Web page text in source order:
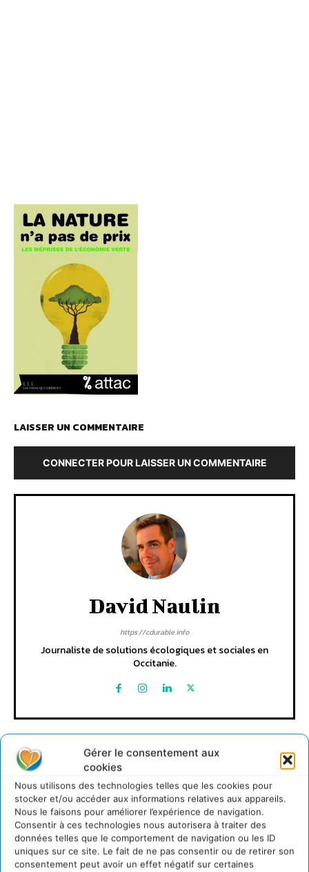
Gérer le consentement aux
cookies
Nous utilisons des technologies telles que les cookies pour
stocker et/ou accéder aux informations relatives aux appareils.
Nous le faisons pour améliorer l’expérience de navigation.
Consentir à ces technologies nous autorisera à traiter des
données telles que le comportement de navigation ou les ID
uniques sur ce site. Le fait de ne pas consentir ou de retirer son
consentement peut avoir un effet négatif sur certaines
LAISSER UN COMMENTAIRE
CONNECTER POUR LAISSER UN COMMENTAIRE
David Naulin
https://cdurable.info
Journaliste de solutions écologiques et sociales en
Occitanie.
Lire aussi
Transformer les territoires par le dialogue et la
coopération avec un Commun